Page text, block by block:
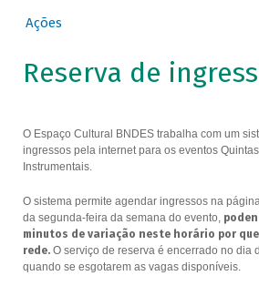
Ações
Reserva de
O Espaço Cultural BNDES trabalha com um
ingressos pela internet para os eventos
Instrumentais.
O sistema permite agendar ingressos na
da segunda-feira da semana do evento,
minutos de variação neste horário por
rede.O serviço de reserva é encerrado no dia
quando se esgotarem as vagas disponíveis.